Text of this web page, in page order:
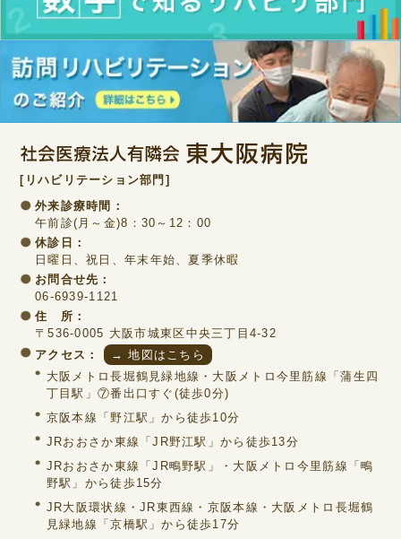
[リハビリテーション部門]
外来診療時間：
午前診(月～金)8：30～12：00
休診日：
日曜日、祝日、年末年始、夏季休暇
お問合せ先：
06-6939-1121
住 所：
〒536-0005 大阪市城東区中央三丁目4-32
アクセス：
→ 地図はこちら
大阪メトロ長堀鶴見緑地線・大阪メトロ今里筋線「蒲生四
丁目駅」⑦番出口すぐ(徒歩0分)
京阪本線「野江駅」から徒歩10分
JRおおさか東線「JR野江駅」から徒歩13分
JRおおさか東線「JR鴫野駅」・大阪メトロ今里筋線「鴫
野駅」から徒歩15分
JR大阪環状線・JR東西線・京阪本線・大阪メトロ長堀鶴
見緑地線「京橋駅」から徒歩17分